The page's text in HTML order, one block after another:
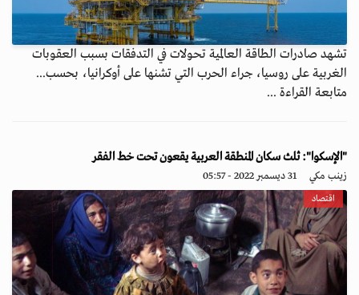
تشهد صادرات الطاقة العالمية تحولات في التدفقات بسبب العقوبات
الغربية على روسيا، جراء الحرب التي تشنها على أوكرانيا، بحسب...
متابعة القراءة ...
"الإسكوا": ثلث سكان المنطقة العربية يقعون تحت خط الفقر
زينب مكي 31 ديسمبر 2022 - 05:57
اقتصاد